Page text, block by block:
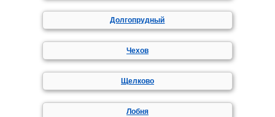
Долгопрудный
Чехов
Щелково
Лобня